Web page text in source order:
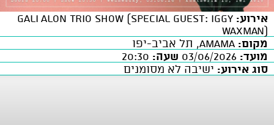
אירוע: GALI ALON Trio Show (Special Guest: Iggy
Waxman)
מקום:
מועד:
שעה:
סוג אירוע: ישיבה לא מסומנים